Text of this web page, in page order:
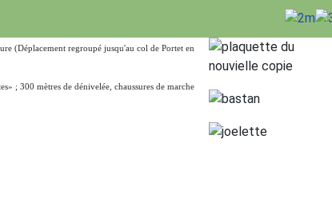
(Déplacement regroupé jusqu'au col de Portet en
; 300 mètres de dénivelée, chaussures de marche